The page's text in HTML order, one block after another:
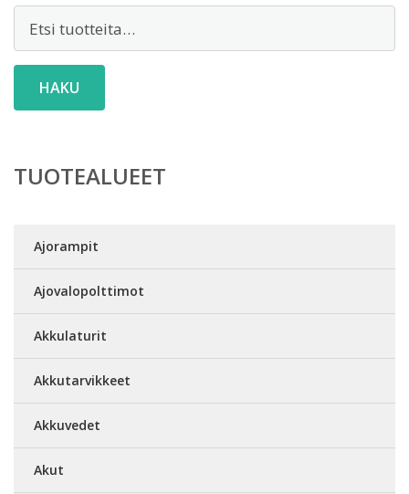
HAKU
TUOTEALUEET
Ajorampit
Ajovalopolttimot
Akkulaturit
Akkutarvikkeet
Akkuvedet
Akut